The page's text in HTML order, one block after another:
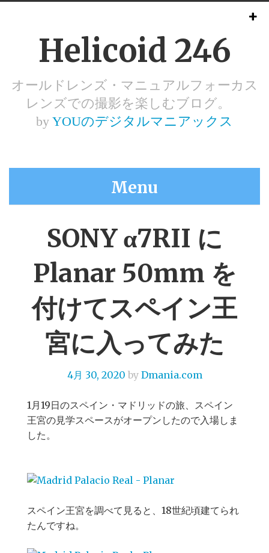
Helicoid 246
オールドレンズ・マニュアルフォーカス
レンズでの撮影を楽しむブログ。
by YOUのデジタルマニアックス
Menu
SONY α7RII に
Planar 50mm を
付けてスペイン王
宮に入ってみた
4月 30, 2020 by Dmania.com
1月19日のスペイン・マドリッドの旅、スペイン
王宮の見学スペースがオープンしたので入場しま
した。
スペイン王宮を調べて見ると、18世紀頃建てられ
たんですね。